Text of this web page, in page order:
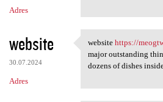
Adres
website
30.07.2024
Adres
website https://
website https://
major outstanding
dozens of dishes